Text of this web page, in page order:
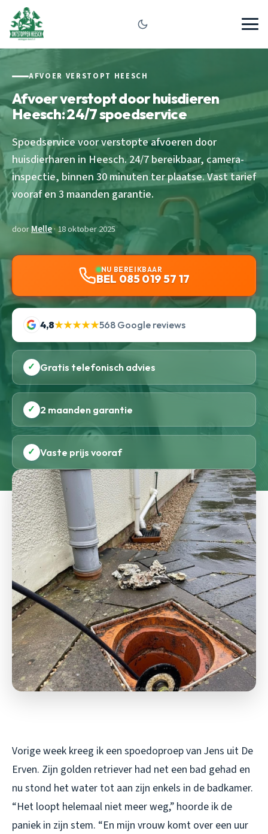
AFVOER VERSTOPT HEESCH
Afvoer verstopt door huisdieren
Heesch: 24/7 spoedservice
Spoedservice voor verstopte afvoeren door
huisdierharen in Heesch. 24/7 bereikbaar, camera-
inspectie, binnen 30 minuten ter plaatse. Vast tarief
vooraf en 3 maanden garantie.
doorMelle· 18 oktober 2025
NU BEREIKBAAR
BEL 085 019 57 17
4,8★★★★★568 Google reviews
✓ Gratis telefonisch advies
✓ 2 maanden garantie
✓ Vaste prijs vooraf
Vorige week kreeg ik een spoedoproep van Jens uit De
Erven. Zijn golden retriever had net een bad gehad en
nu stond het water tot aan zijn enkels in de badkamer.
“Het loopt helemaal niet meer weg,” hoorde ik de
paniek in zijn stem. “En mijn vrouw komt over een uur